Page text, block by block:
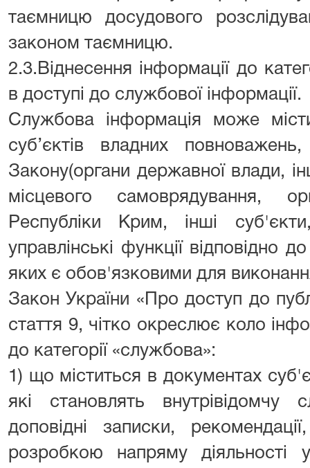
таємницю досудового
законом таємницю.
2.3.Віднесення інформації до
в доступі до службової інформації.
Службова інформація може
суб’єктів владних
Закону(органи державної влади,
місцевого самоврядування,
Республіки Крим, інші
управлінські функції відповідно
яких є обов'язковими для
Закон України «Про доступ до
стаття 9, чітко окреслює коло
до категорії «службова»:
1) що міститься в документах
які становлять внутрівідомчу
доповідні записки,
розробкою напряму діяльності